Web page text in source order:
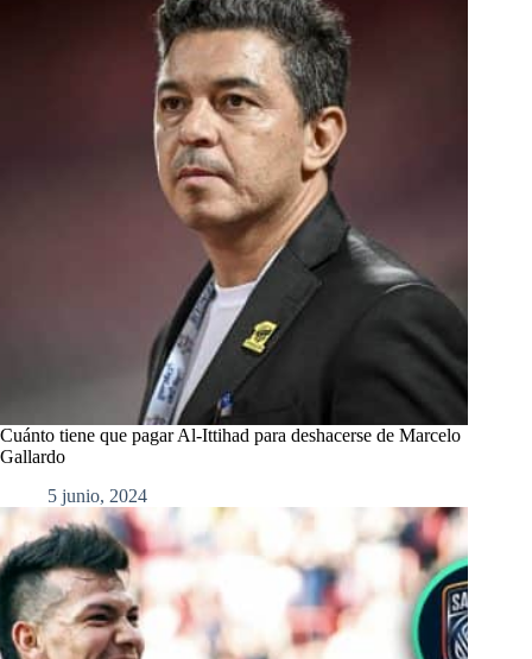
Cuánto tiene que pagar Al-Ittihad para deshacerse de Marcelo
Gallardo
5 junio, 2024